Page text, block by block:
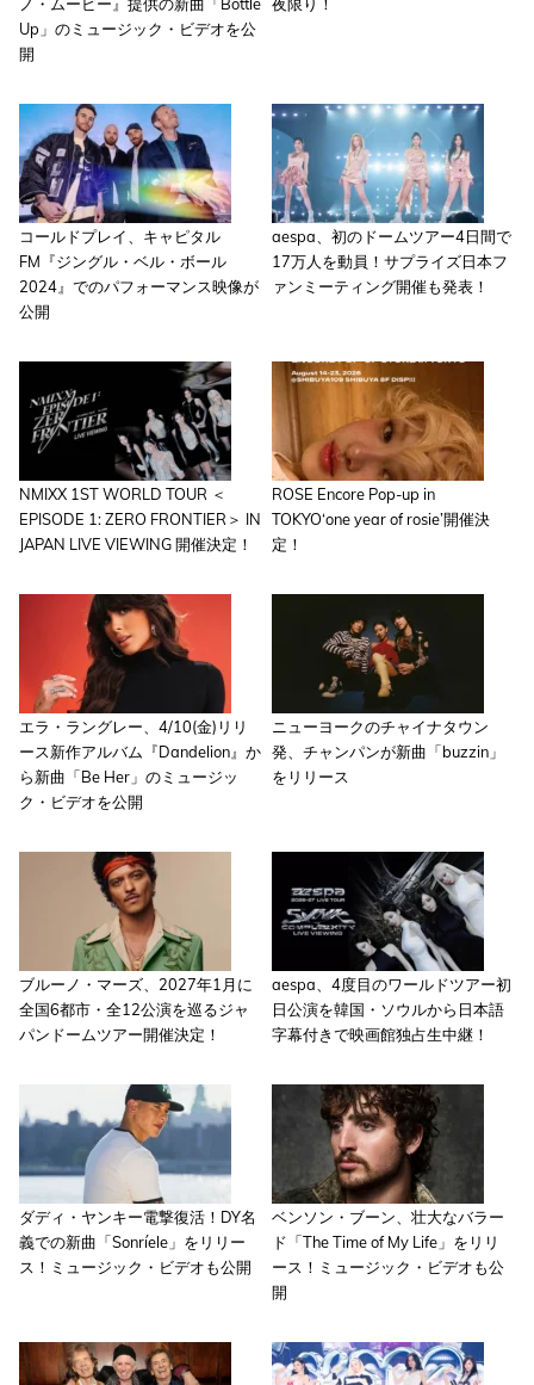
ノ・ムービー』提供の新曲「Bottle
Up」のミュージック・ビデオを公
開
夜限り！
コールドプレイ、キャピタル
FM『ジングル・ベル・ボール
2024』でのパフォーマンス映像が
公開
aespa、初のドームツアー4日間で
17万人を動員！サプライズ日本フ
ァンミーティング開催も発表！
NMIXX 1ST WORLD TOUR ＜
EPISODE 1: ZERO FRONTIER＞ IN
JAPAN LIVE VIEWING 開催決定！
ROSE Encore Pop-up in
TOKYO‘one year of rosie’開催決
定！
エラ・ラングレー、4/10(金)リリ
ース新作アルバム『Dandelion』か
ら新曲「Be Her」のミュージッ
ク・ビデオを公開
ニューヨークのチャイナタウン
発、チャンパンが新曲「buzzin」
をリリース
ブルーノ・マーズ、2027年1月に
全国6都市・全12公演を巡るジャ
パンドームツアー開催決定！
aespa、4度目のワールドツアー初
日公演を韓国・ソウルから日本語
字幕付きで映画館独占生中継！
ダディ・ヤンキー電撃復活！DY名
義での新曲「Sonríele」をリリー
ス！ミュージック・ビデオも公開
ベンソン・ブーン、壮大なバラー
ド「The Time of My Life」をリリ
ース！ミュージック・ビデオも公
開